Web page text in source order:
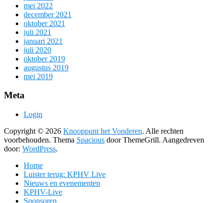
mei 2022
december 2021
oktober 2021
juli 2021
januari 2021
juli 2020
oktober 2019
augustus 2019
mei 2019
Meta
Login
Copyright © 2026 Knooppunt het Vonderen. Alle rechten
voorbehouden. Thema Spacious door ThemeGrill. Aangedreven
door: WordPress.
Home
Luister terug: KPHV Live
Nieuws en evenementen
KPHV-Live
Sponsoren